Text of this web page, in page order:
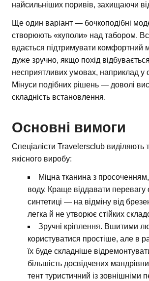
найсильніших поривів, захищаючи
Ще один варіант — бочкоподібні
створюють «куполи» над табором.
вдається підтримувати комфортний
дуже зручно, якщо похід
несприятливих умовах, наприклад у
Мінуси подібних рішень — доволі
складність встановлення.
Основні вимоги
Спеціалісти Travelersclub виділяють
якісного виробу:
Міцна тканина з
воду. Краще віддавати перевагу
синтетиці — на відміну від
легка й не утворює стійких
Зручні кріплення. Вшитими
користуватися простіше, але в
їх буде складніше
більшість досвідчених
тент туристичний із зовнішніми